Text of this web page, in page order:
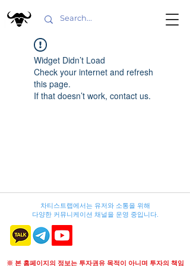
Widget Didn’t Load
Check your internet and refresh
this page.
If that doesn’t work, contact us.
차티스트랩에서는 유저와 소통을 위해
다양한 커뮤니케이션 채널을 운영 중입니다.
※ 본 홈페이지의 정보는 투자권유 목적이 아니며 투자의 책임